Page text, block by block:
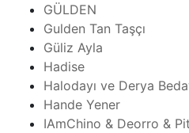
GÜLDEN
Gulden Tan Taşçı
Güliz Ayla
Hadise
Halodayı ve Derya
Hande Yener
IAmChino & Deorro &